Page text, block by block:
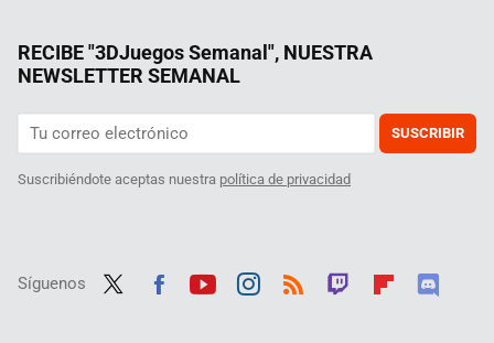
RECIBE "3DJuegos Semanal", NUESTRA
NEWSLETTER SEMANAL
SUSCRIBIR
Suscribiéndote aceptas nuestra política de privacidad
Síguenos